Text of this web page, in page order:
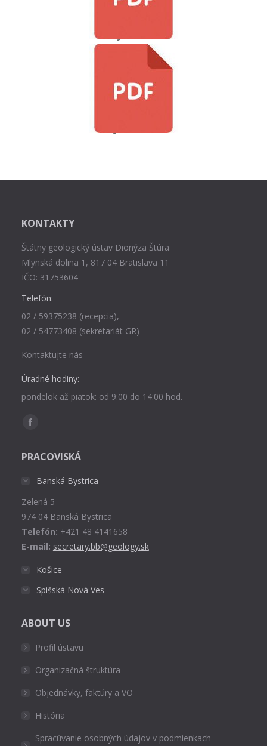
Pokyn-LNN-2017
KONTAKTY
Štátny geologický ústav Dionýza Štúra
Mlynská dolina 1, 817 04 Bratislava 11
IČO: 31753604
Telefón:
02 / 59375238 (recepcia),
02 / 54773408 (sekretariát GR)
Kontaktujte nás
Úradné hodiny:
pondelok až piatok: od 9:00 do 14:00 hod.
Find us on:
Facebook
opens
window
PRACOVISKÁ
Banská Bystrica
Zelená 5
974 04 Banská Bystrica
Telefón: +421 48 4141658
E-mail: secretary.bb@geology.sk
Košice
Spišská Nová Ves
ABOUT US
Profil ústavu
Organizačná štruktúra
Objednávky, faktúry a VO
História
Spracúvanie osobných údajov v podmienkach